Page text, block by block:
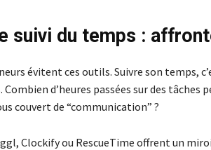
suivi du temps :
évitent ces outils. Suivre son temps,
d’heures passées sur des tâches
couvert de “communication” ?
Clockify ou RescueTime offrent un